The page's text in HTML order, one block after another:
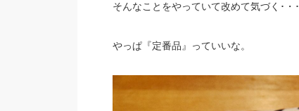
そんなことをやっていて改めて気づく･・･
やっぱ『定番品』っていいな。